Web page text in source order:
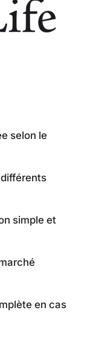
selon le
simple et
en cas